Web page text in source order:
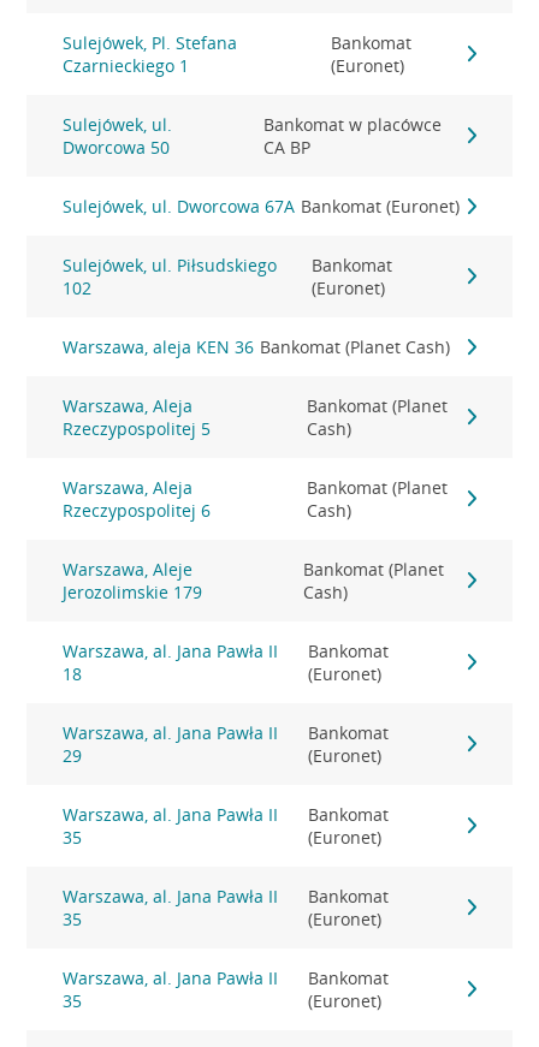
Sulejówek, Pl. Stefana
Czarnieckiego 1
Bankomat
(Euronet)
Sulejówek, ul.
Dworcowa 50
Bankomat w placówce
CA BP
Sulejówek, ul. Dworcowa 67A Bankomat (Euronet)
Sulejówek, ul. Piłsudskiego
102
Bankomat
(Euronet)
Warszawa, aleja KEN 36 Bankomat (Planet Cash)
Warszawa, Aleja
Rzeczypospolitej 5
Bankomat (Planet
Cash)
Warszawa, Aleja
Rzeczypospolitej 6
Bankomat (Planet
Cash)
Warszawa, Aleje
Jerozolimskie 179
Bankomat (Planet
Cash)
Warszawa, al. Jana Pawła II
18
Bankomat
(Euronet)
Warszawa, al. Jana Pawła II
29
Bankomat
(Euronet)
Warszawa, al. Jana Pawła II
35
Bankomat
(Euronet)
Warszawa, al. Jana Pawła II
35
Bankomat
(Euronet)
Warszawa, al. Jana Pawła II
35
Bankomat
(Euronet)